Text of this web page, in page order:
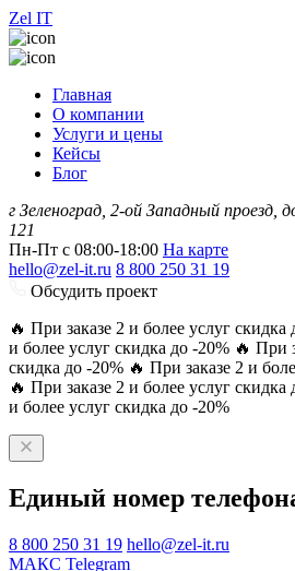
Zel IT
Главная
О компании
Услуги и цены
Кейсы
Блог
г Зеленоград, 2-ой Западный проезд,
121
Пн-Пт с 08:00-18:00 На карте
hello@zel-it.ru 8 800 250 31 19
Обсудить проект
🔥 При заказе 2 и более услуг
и более услуг скидка до -20% 🔥 При
скидка до -20% 🔥 При заказе 2 и
🔥 При заказе 2 и более услуг
и более услуг скидка до -20%
Единый номер
8 800 250 31 19 hello@zel-it.ru
МАКС Telegram